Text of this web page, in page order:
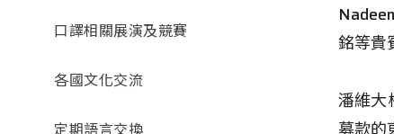
口譯相關展演及競賽
各國文化交流
銘等貴
潘維大